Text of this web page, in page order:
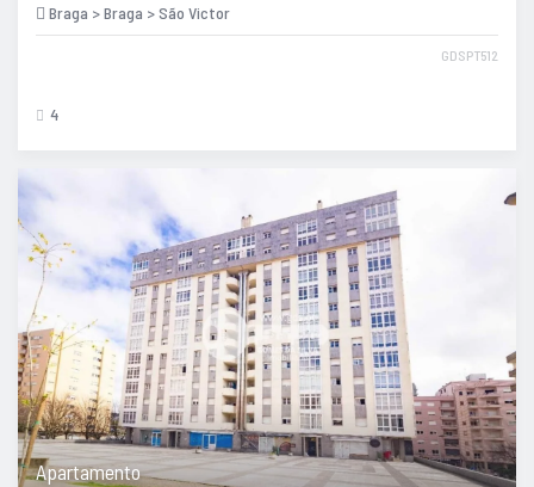
Braga > Braga > São Victor
GDSPT512
4
Apartamento